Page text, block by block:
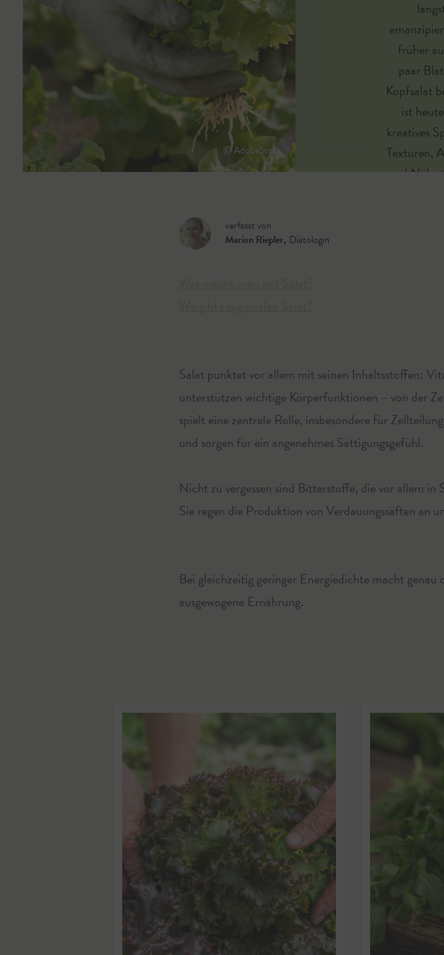
© AdobeStock
früher
paar
Kopfsalat
ist
kreatives
Texturen,
und
verfasst von
Marion Riepler, Diätologin
Salat punktet vor allem mit seinen Inhaltsstoffen:
unterstützen wichtige Körperfunktionen – von der
spielt eine zentrale Rolle, insbesondere für
und sorgen für ein angenehmes Sättigungsgefühl.
Nicht zu vergessen sind Bitterstoffe, die vor allem
Sie regen die Produktion von Verdauungssäften an
Bei gleichzeitig geringer Energiedichte macht
ausgewogene Ernährung.